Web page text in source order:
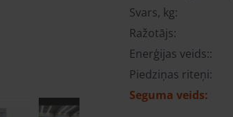
Svars, kg:
Ražotājs:
Enerģijas veids::
Piedziņas riteņi:
Seguma veids: